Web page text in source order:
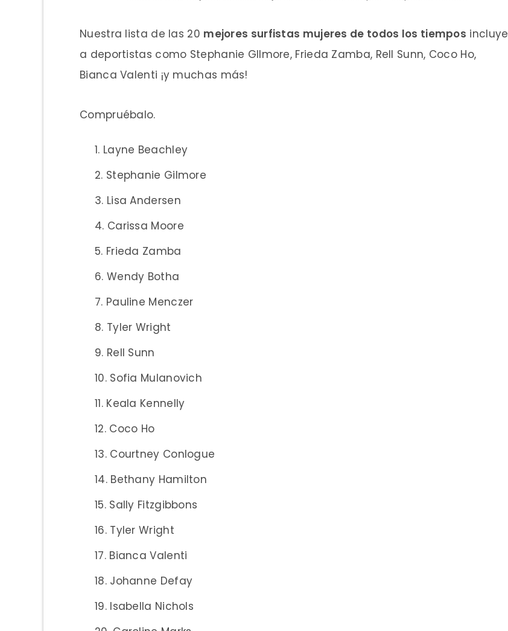
Nuestra lista de las 20 mejores surfistas mujeres de todos los tiempos incluye
a deportistas como Stephanie GIlmore, Frieda Zamba, Rell Sunn, Coco Ho,
Bianca Valenti ¡y muchas más!
Compruébalo.
Layne Beachley
Stephanie Gilmore
Lisa Andersen
Carissa Moore
Frieda Zamba
Wendy Botha
Pauline Menczer
Tyler Wright
Rell Sunn
Sofia Mulanovich
Keala Kennelly
Coco Ho
Courtney Conlogue
Bethany Hamilton
Sally Fitzgibbons
Tyler Wright
Bianca Valenti
Johanne Defay
Isabella Nichols